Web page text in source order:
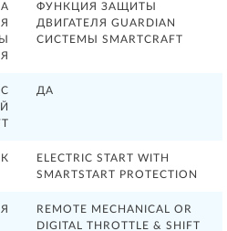
ФУНКЦИЯ ЗАЩИТЫ
ДВИГАТЕЛЯ GUARDIAN
СИСТЕМЫ SMARTCRAFT
ДА
ELECTRIC START WITH
SMARTSTART PROTECTION
REMOTE MECHANICAL OR
DIGITAL THROTTLE & SHIFT